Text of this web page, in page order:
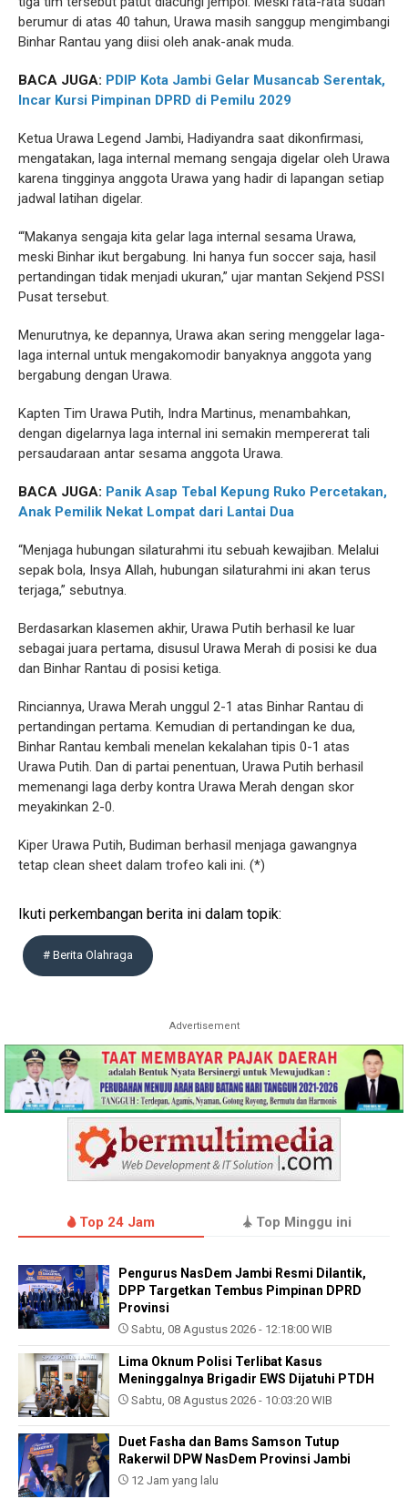
berumur di atas 40 tahun, Urawa masih sanggup mengimbangi
Binhar Rantau yang diisi oleh anak-anak muda.
BACA JUGA: PDIP Kota Jambi Gelar Musancab Serentak,
Incar Kursi Pimpinan DPRD di Pemilu 2029
Ketua Urawa Legend Jambi, Hadiyandra saat dikonfirmasi,
mengatakan, laga internal memang sengaja digelar oleh Urawa
karena tingginya anggota Urawa yang hadir di lapangan setiap
jadwal latihan digelar.
“‘Makanya sengaja kita gelar laga internal sesama Urawa,
meski Binhar ikut bergabung. Ini hanya fun soccer saja, hasil
pertandingan tidak menjadi ukuran,” ujar mantan Sekjend PSSI
Pusat tersebut.
Menurutnya, ke depannya, Urawa akan sering menggelar laga-
laga internal untuk mengakomodir banyaknya anggota yang
bergabung dengan Urawa.
Kapten Tim Urawa Putih, Indra Martinus, menambahkan,
dengan digelarnya laga internal ini semakin mempererat tali
persaudaraan antar sesama anggota Urawa.
BACA JUGA: Panik Asap Tebal Kepung Ruko Percetakan,
Anak Pemilik Nekat Lompat dari Lantai Dua
“Menjaga hubungan silaturahmi itu sebuah kewajiban. Melalui
sepak bola, Insya Allah, hubungan silaturahmi ini akan terus
terjaga,” sebutnya.
Berdasarkan klasemen akhir, Urawa Putih berhasil ke luar
sebagai juara pertama, disusul Urawa Merah di posisi ke dua
dan Binhar Rantau di posisi ketiga.
Rinciannya, Urawa Merah unggul 2-1 atas Binhar Rantau di
pertandingan pertama. Kemudian di pertandingan ke dua,
Binhar Rantau kembali menelan kekalahan tipis 0-1 atas
Urawa Putih. Dan di partai penentuan, Urawa Putih berhasil
memenangi laga derby kontra Urawa Merah dengan skor
meyakinkan 2-0.
Kiper Urawa Putih, Budiman berhasil menjaga gawangnya
tetap clean sheet dalam trofeo kali ini. (*)
Ikuti perkembangan berita ini dalam topik:
# Berita Olahraga
Advertisement
Top 24 Jam Top Minggu ini
Pengurus NasDem Jambi Resmi Dilantik,
DPP Targetkan Tembus Pimpinan DPRD
Provinsi
Sabtu, 08 Agustus 2026 - 12:18:00 WIB
Lima Oknum Polisi Terlibat Kasus
Meninggalnya Brigadir EWS Dijatuhi PTDH
Sabtu, 08 Agustus 2026 - 10:03:20 WIB
Duet Fasha dan Bams Samson Tutup
Rakerwil DPW NasDem Provinsi Jambi
12 Jam yang lalu